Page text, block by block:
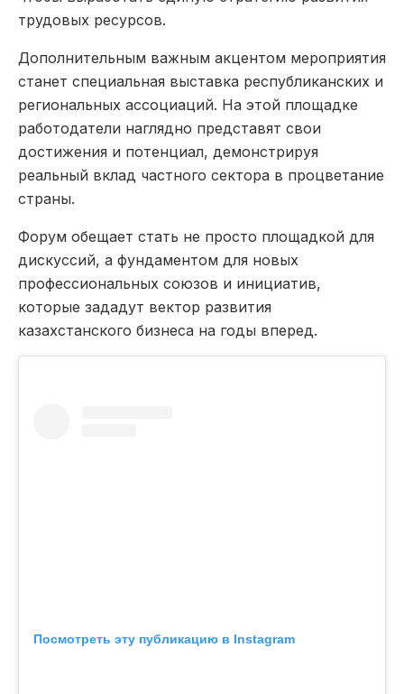
трудовых ресурсов.
Дополнительным важным акцентом мероприятия
станет специальная выставка республиканских и
региональных ассоциаций. На этой площадке
работодатели наглядно представят свои
достижения и потенциал, демонстрируя
реальный вклад частного сектора в процветание
страны.
Форум обещает стать не просто площадкой для
дискуссий, а фундаментом для новых
профессиональных союзов и инициатив,
которые зададут вектор развития
казахстанского бизнеса на годы вперед.
Посмотреть эту публикацию в Instagram